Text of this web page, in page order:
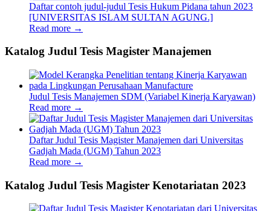
Daftar contoh judul-judul Tesis Hukum Pidana tahun 2023
[UNIVERSITAS ISLAM SULTAN AGUNG.]
Read more →
Katalog Judul Tesis Magister Manajemen
Judul Tesis Manajemen SDM (Variabel Kinerja Karyawan)
Read more →
Daftar Judul Tesis Magister Manajemen dari Universitas
Gadjah Mada (UGM) Tahun 2023
Read more →
Katalog Judul Tesis Magister Kenotariatan 2023